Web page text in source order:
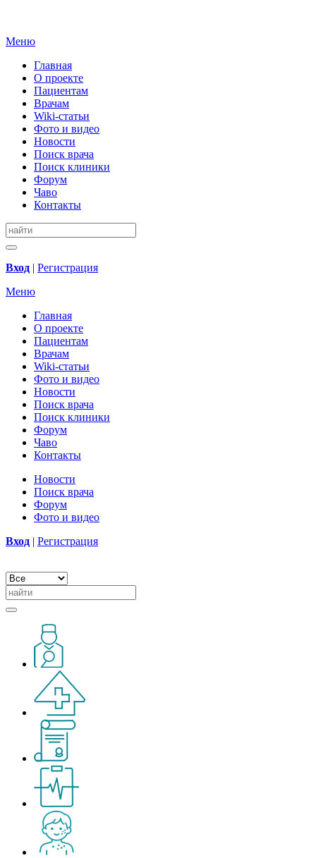
Меню
Главная
О проекте
Пациентам
Врачам
Wiki-статьи
Фото и видео
Новости
Поиск врача
Поиск клиники
Форум
Чаво
Контакты
Вход | Регистрация
Меню
Главная
О проекте
Пациентам
Врачам
Wiki-статьи
Фото и видео
Новости
Поиск врача
Поиск клиники
Форум
Чаво
Контакты
Новости
Поиск врача
Форум
Фото и видео
Вход | Регистрация